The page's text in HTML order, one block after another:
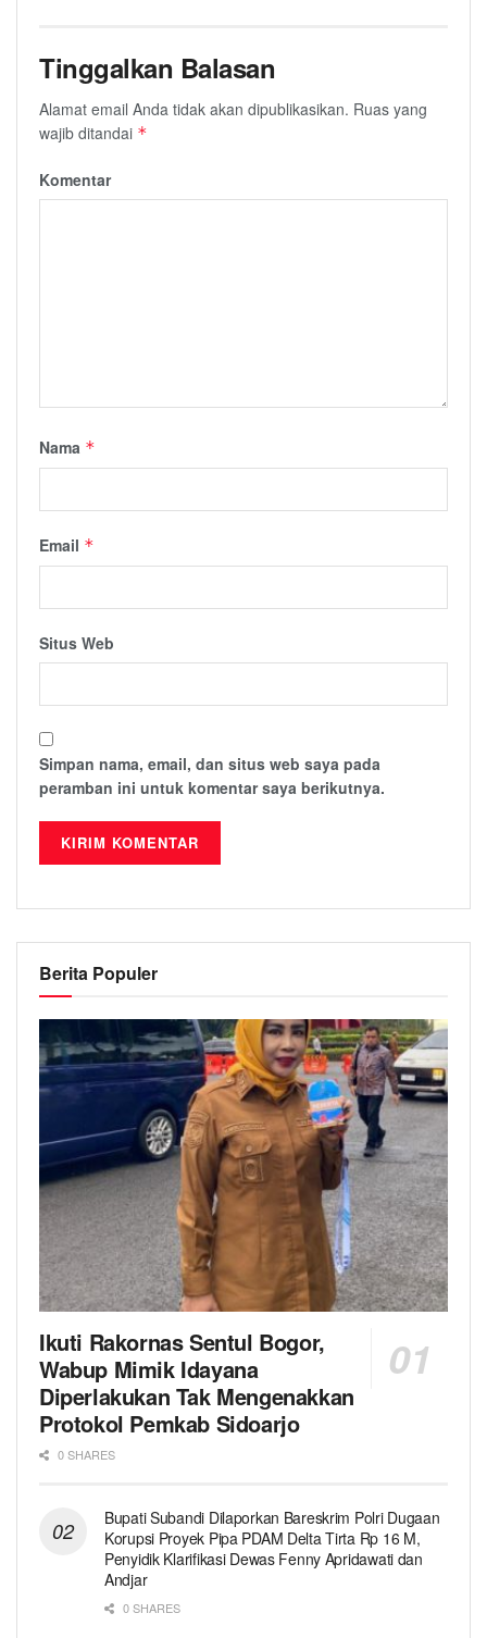
Tinggalkan Balasan
Alamat email Anda tidak akan dipublikasikan. Ruas yang
wajib ditandai *
Komentar
Nama *
Email *
Situs Web
Simpan nama, email, dan situs web saya pada
peramban ini untuk komentar saya berikutnya.
Berita Populer
Ikuti Rakornas Sentul Bogor,
Wabup Mimik Idayana
Diperlakukan Tak Mengenakkan
Protokol Pemkab Sidoarjo
0 SHARES
Bupati Subandi Dilaporkan Bareskrim Polri Dugaan
Korupsi Proyek Pipa PDAM Delta Tirta Rp 16 M,
Penyidik Klarifikasi Dewas Fenny Apridawati dan
Andjar
0 SHARES